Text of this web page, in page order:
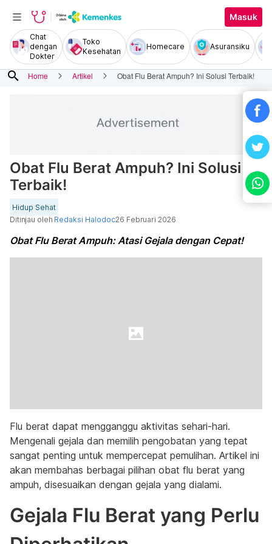
Masuk
Chat
dengan
Dokter
Toko
Kesehatan
Homecare Asuransiku
search Home Artikel Obat Flu Berat Ampuh? Ini Solusi Terbaik!
Obat Flu Berat Ampuh? Ini Solusi
Terbaik!
Hidup Sehat
Ditinjau oleh Redaksi Halodoc26 Februari 2026
Obat Flu Berat Ampuh: Atasi Gejala dengan Cepat!
Flu berat dapat mengganggu aktivitas sehari-hari.
Mengenali gejala dan memilih pengobatan yang tepat
sangat penting untuk mempercepat pemulihan. Artikel ini
akan membahas berbagai pilihan obat flu berat yang
ampuh, disesuaikan dengan gejala yang dialami.
Gejala Flu Berat yang Perlu